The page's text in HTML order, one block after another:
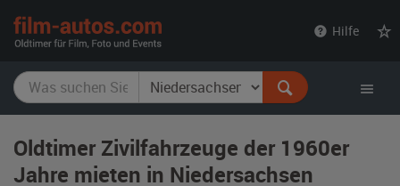
Hilfe
Oldtimer Zivilfahrzeuge der 1960er
Jahre mieten in Niedersachsen